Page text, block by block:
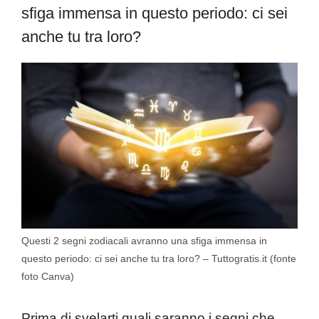
sfiga immensa in questo periodo: ci sei
anche tu tra loro?
Questi 2 segni zodiacali avranno una sfiga immensa in
questo periodo: ci sei anche tu tra loro? – Tuttogratis.it (fonte
foto Canva)